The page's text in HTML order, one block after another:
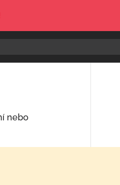
nebo